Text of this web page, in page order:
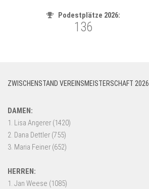
ZWISCHENSTAND VEREINSMEISTERSCHAFT 2026